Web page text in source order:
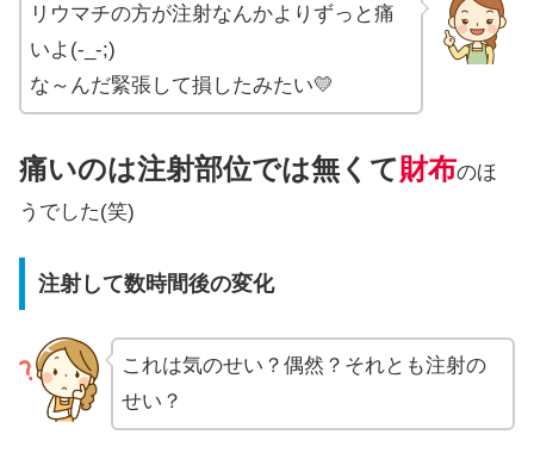
リウマチの方が注射なんかよりずっと痛
いよ(-_-;)
な～んだ緊張して損したみたい💛
痛いのは注射部位では無くて財布のほ
うでした(笑)
注射して数時間後の変化
これは気のせい？偶然？それとも注射の
せい？